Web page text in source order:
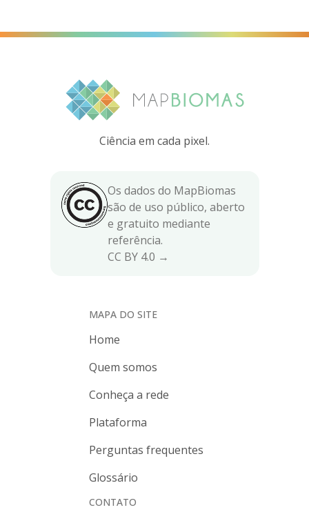
Ciência em cada pixel.
Os dados do MapBiomas
são de uso público, aberto
e gratuito mediante
referência.
CC BY 4.0 →
MAPA DO SITE
Home
Quem somos
Conheça a rede
Plataforma
Perguntas frequentes
Glossário
CONTATO